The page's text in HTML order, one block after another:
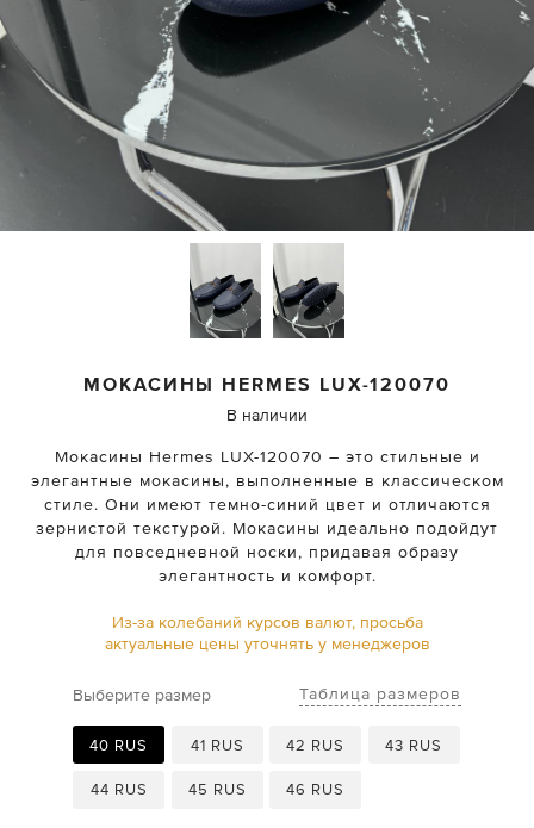
МОКАСИНЫ HERMES LUX-120070
В наличии
Мокасины Hermes LUX-120070 – это стильные и
элегантные мокасины, выполненные в классическом
стиле. Они имеют темно-синий цвет и отличаются
зернистой текстурой. Мокасины идеально подойдут
для повседневной носки, придавая образу
элегантность и комфорт.
Из-за колебаний курсов валют, просьба
актуальные цены уточнять у менеджеров
Выберите размер Таблица размеров
40 RUS 41 RUS 42 RUS 43 RUS
44 RUS 45 RUS 46 RUS